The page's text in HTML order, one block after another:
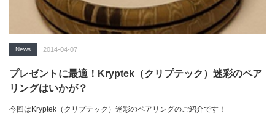
News 2014-04-07
プレゼントに最適！Kryptek（クリプテック）迷彩のペア
リングはいかが？
今回はKryptek（クリプテック）迷彩のペアリングのご紹介です！